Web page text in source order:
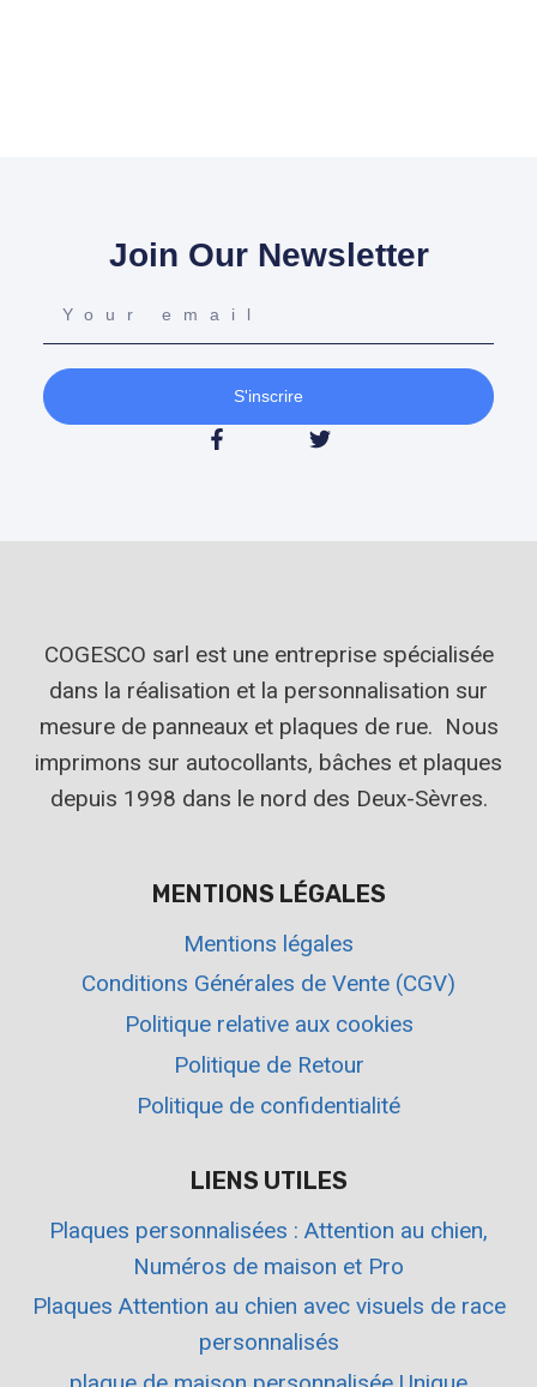
Join Our Newsletter
S'inscrire
COGESCO sarl est une entreprise spécialisée
dans la réalisation et la personnalisation sur
mesure de panneaux et plaques de rue. Nous
imprimons sur autocollants, bâches et plaques
depuis 1998 dans le nord des Deux-Sèvres.
MENTIONS LÉGALES
Mentions légales
Conditions Générales de Vente (CGV)
Politique relative aux cookies
Politique de Retour
Politique de confidentialité
LIENS UTILES
Plaques personnalisées : Attention au chien,
Numéros de maison et Pro
Plaques Attention au chien avec visuels de race
personnalisés